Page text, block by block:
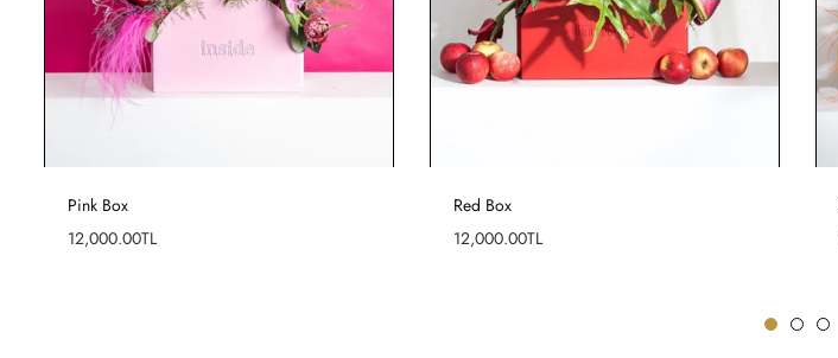
Pink Box
Fiyat
12,000.00TL
Red Box
Fiyat
12,000.00TL